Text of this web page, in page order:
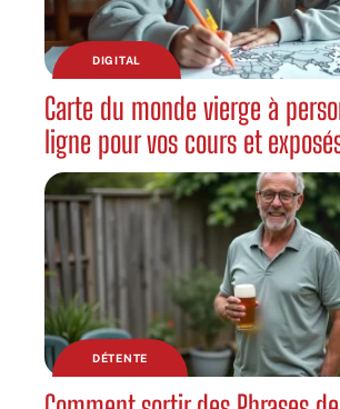
DIGITAL
Carte du monde vierge à
ligne pour vos cours et
DÉTENTE